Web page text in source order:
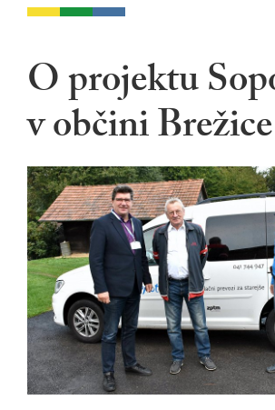
O projektu
v občini Brežice